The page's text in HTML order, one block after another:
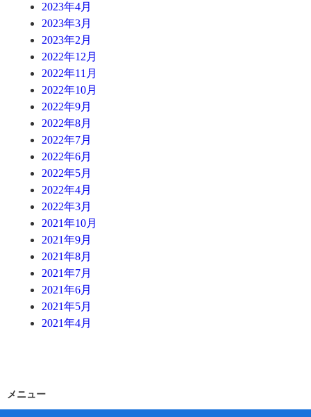
2023年4月
2023年3月
2023年2月
2022年12月
2022年11月
2022年10月
2022年9月
2022年8月
2022年7月
2022年6月
2022年5月
2022年4月
2022年3月
2021年10月
2021年9月
2021年8月
2021年7月
2021年6月
2021年5月
2021年4月
メニュー